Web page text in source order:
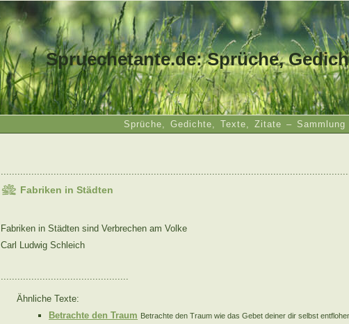
Spruechetante.de: Sprüche,
Sprüche, Gedichte, Texte, Zitate – Sammlung
Fabriken in Städten
Fabriken in Städten sind Verbrechen am Volke
Carl Ludwig Schleich
Ähnliche Texte:
Betrachte den Traum Betrachte den Traum wie das Gebet deiner dir selbst